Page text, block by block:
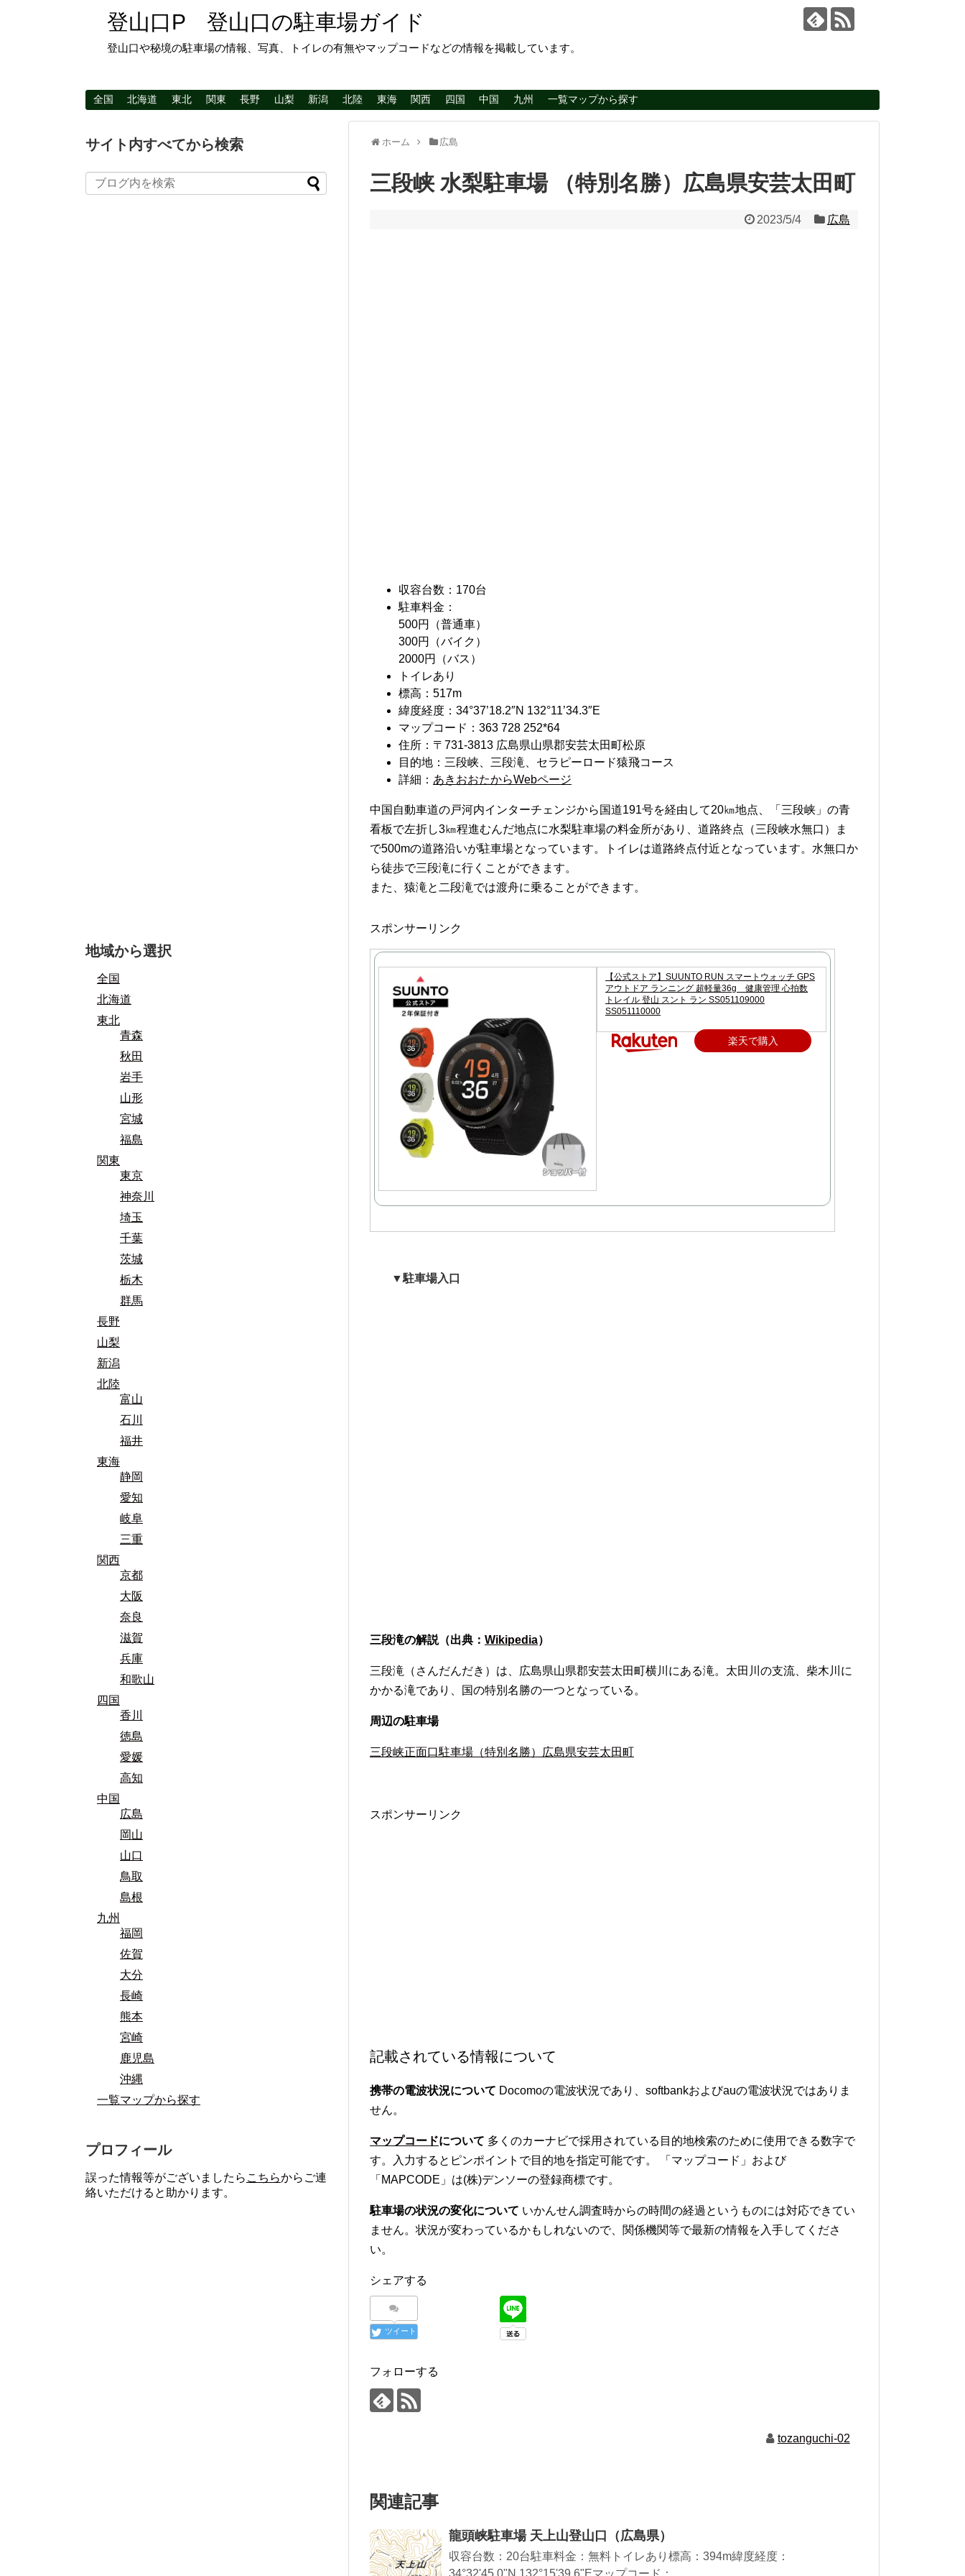
登山口P 登山口の駐車場ガイド
登山口や秘境の駐車場の情報、写真、トイレの有無やマップコードなどの情報を掲載しています。
全国 北海道 東北 関東 長野 山梨 新潟 北陸 東海 関西 四国 中国 九州 一覧マップから探す
ホーム 広島
三段峡 水梨駐車場 （特別名勝）広島県安芸太田町
2023/5/4 広島
収容台数：170台
駐車料金：
500円（普通車）
300円（バイク）
2000円（バス）
トイレあり
標高：517m
緯度経度：34°37’18.2″N 132°11’34.3″E
マップコード：363 728 252*64
住所：〒731-3813 広島県山県郡安芸太田町松原
目的地：三段峡、三段滝、セラピーロード猿飛コース
詳細： あきおおたからWebページ
中国自動車道の戸河内インターチェンジから国道191号を経由して20㎞地点、「三段峡」の青
看板で左折し3㎞程進むんだ地点に水梨駐車場の料金所があり、道路終点（三段峡水無口）ま
で500mの道路沿いが駐車場となっています。トイレは道路終点付近となっています。水無口か
ら徒歩で三段滝に行くことができます。
また、猿滝と二段滝では渡舟に乗ることができます。
スポンサーリンク
【公式ストア】SUUNTO RUN スマートウォッチ GPS
アウトドア ランニング 超軽量36g 健康管理 心拍数
トレイル 登山 スント ラン SS051109000
SS051110000
楽天で購入
▼駐車場入口
三段滝の解説（出典： Wikipedia）
三段滝（さんだんだき）は、広島県山県郡安芸太田町横川にある滝。太田川の支流、柴木川に
かかる滝であり、国の特別名勝の一つとなっている。
周辺の駐車場
三段峡正面口駐車場（特別名勝）広島県安芸太田町
スポンサーリンク
記載されている情報について
携帯の電波状況について Docomoの電波状況であり、softbankおよびauの電波状況ではありま
せん。
マップコードについて 多くのカーナビで採用されている目的地検索のために使用できる数字で
す。入力するとピンポイントで目的地を指定可能です。 「マップコード」および
「MAPCODE」は(株)デンソーの登録商標です。
駐車場の状況の変化について いかんせん調査時からの時間の経過というものには対応できてい
ません。状況が変わっているかもしれないので、関係機関等で最新の情報を入手してくださ
い。
シェアする
ツイート
フォローする
tozanguchi-02
関連記事
龍頭峡駐車場 天上山登山口（広島県）
収容台数：20台駐車料金：無料トイレあり標高：394m緯度経度：
サイト内すべてから検索
地域から選択
全国
北海道
東北
青森
秋田
岩手
山形
宮城
福島
関東
東京
神奈川
埼玉
千葉
茨城
栃木
群馬
長野
山梨
新潟
北陸
富山
石川
福井
東海
静岡
愛知
岐阜
三重
関西
京都
大阪
奈良
滋賀
兵庫
和歌山
四国
香川
徳島
愛媛
高知
中国
広島
岡山
山口
鳥取
島根
九州
福岡
佐賀
大分
長崎
熊本
宮崎
鹿児島
沖縄
一覧マップから探す
プロフィール
誤った情報等がございましたら こちらからご連
絡いただけると助かります。